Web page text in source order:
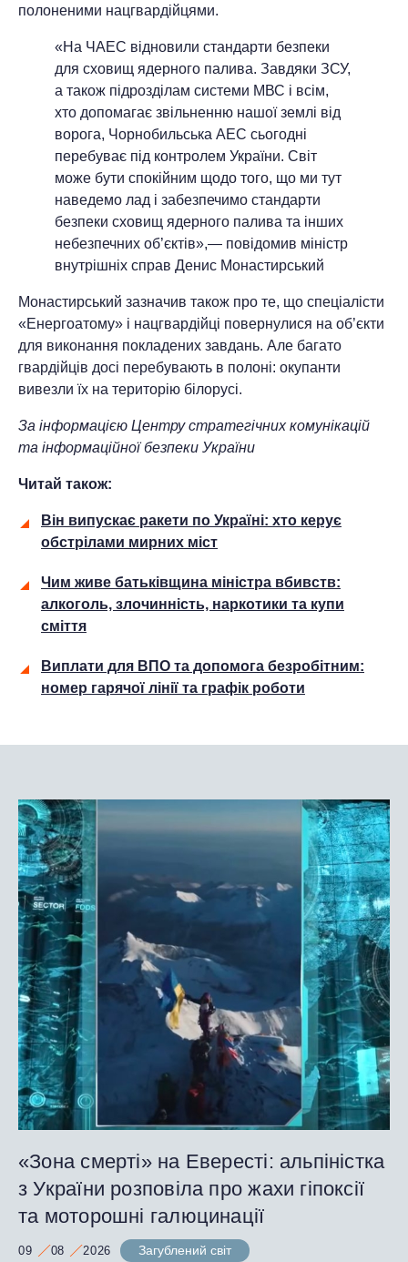
полоненими нацгвардійцями.
«На ЧАЕС відновили стандарти безпеки
для сховищ ядерного палива. Завдяки ЗСУ,
а також підрозділам системи МВС і всім,
хто допомагає звільненню нашої землі від
ворога, Чорнобильська АЕС сьогодні
перебуває під контролем України. Світ
може бути спокійним щодо того, що ми тут
наведемо лад і забезпечимо стандарти
безпеки сховищ ядерного палива та інших
небезпечних об’єктів»,— повідомив міністр
внутрішніх справ Денис Монастирський
Монастирський зазначив також про те, що спеціалісти
«Енергоатому» і нацгвардійці повернулися на об’єкти
для виконання покладених завдань. Але багато
гвардійців досі перебувають в полоні: окупанти
вивезли їх на територію білорусі.
За інформацією Центру стратегічних комунікацій
та інформаційної безпеки України
Читай також:
Він випускає ракети по Україні: хто керує
обстрілами мирних міст
Чим живе батьківщина міністра вбивств:
алкоголь, злочинність, наркотики та купи
сміття
Виплати для ВПО та допомога безробітним:
номер гарячої лінії та графік роботи
«Зона смерті» на Евересті: альпіністка
з України розповіла про жахи гіпоксії
та моторошні галюцинації
09 08 2026 Загублений світ